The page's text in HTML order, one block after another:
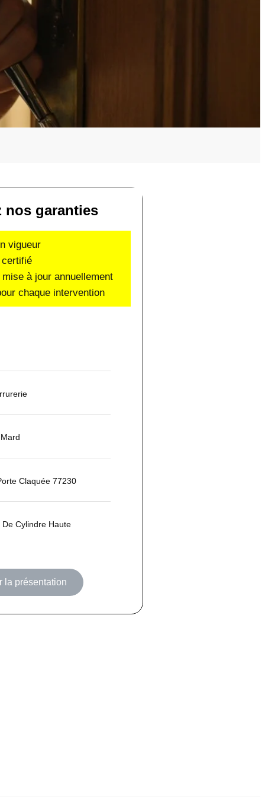
nos garanties
vigueur
certifié
à jour annuellement
chaque intervention
Claquée 77230
Cylindre Haute
la présentation